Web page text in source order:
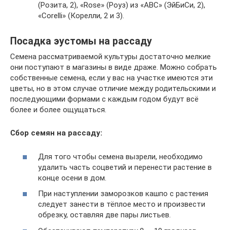
(Розита, 2), «Rose» (Роуз) из «ABC» (ЭйБиСи, 2),
«Corelli» (Корелли, 2 и 3).
Посадка эустомы на рассаду
Семена рассматриваемой культуры достаточно мелкие
они поступают в магазины в виде драже. Можно собрать
собственные семена, если у вас на участке имеются эти
цветы, но в этом случае отличие между родительскими и
последующими формами с каждым годом будут всё
более и более ощущаться.
Сбор семян на рассаду:
Для того чтобы семена вызрели, необходимо
удалить часть соцветий и перенести растение в
конце осени в дом.
При наступлении заморозков кашпо с растения
следует занести в тёплое место и произвести
обрезку, оставляя две пары листьев.